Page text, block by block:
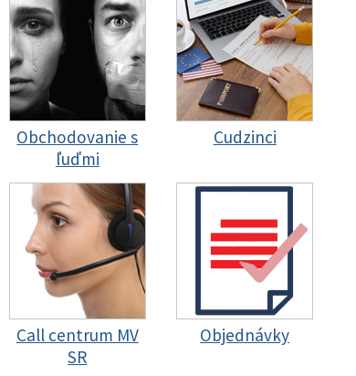
Obchodovanie s
ľuďmi
Cudzinci
Call centrum MV
SR
Objednávky